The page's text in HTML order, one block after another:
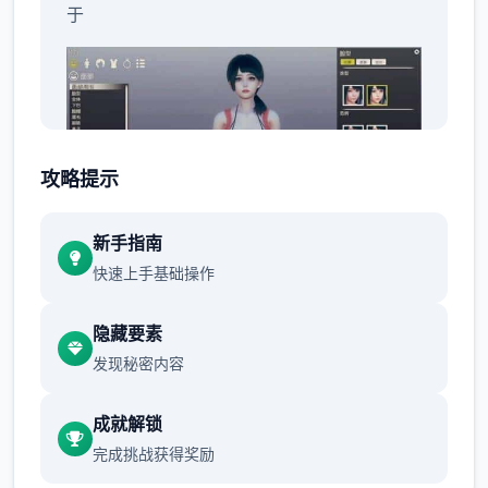
于
MOD 的性质，安装 MOD 的风险由您自行承
担，并且您应该了解在使用 MOD 之前需要具
安装方法。↑
硬修改
攻略提示
新手指南
快速上手基础操作
隐藏要素
发现秘密内容
成就解锁
完成挑战获得奖励